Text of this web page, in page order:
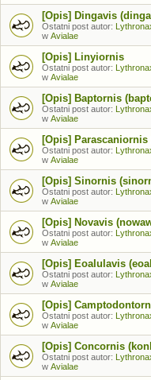
[Opis] Dingavis
Ostatni post autor:
w Avialae
[Opis] Linyiornis
Ostatni post autor:
w Avialae
[Opis] Baptornis
Ostatni post autor:
w Avialae
[Opis]
Ostatni post autor:
w Avialae
[Opis] Sinornis
Ostatni post autor:
w Avialae
[Opis] Novavis
Ostatni post autor:
w Avialae
[Opis] Eoalulavis
Ostatni post autor:
w Avialae
[Opis]
Ostatni post autor:
w Avialae
[Opis] Concornis
Ostatni post autor:
w Avialae